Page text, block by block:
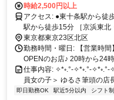
時給2,500円以上
アクセス: ●東十条駅から徒歩30秒（出口の目の前） ［京浜東北・根岸線］ ●赤羽
駅から徒歩15分 ［京浜東北・根岸線］ ●王子駅から徒歩
線］
東京都東京23区北区
勤務時間・曜日: 【営業時
OPENのお店♪ 20時から24
仕事内容: ✧*◦.°-✧*◦.°-✧*◦.°-
員女の子＞ ゆるさ筆頭の店
即日勤務OK 駅近5分以内 シフト制